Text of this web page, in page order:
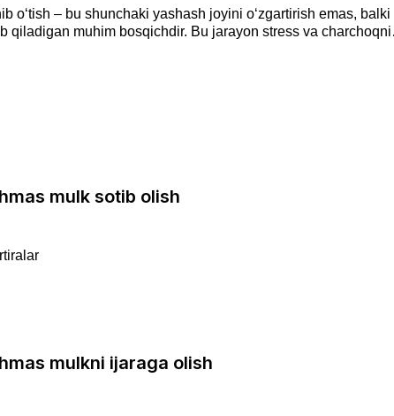
o‘tish – bu shunchaki yashash joyini o‘zgartirish emas, balki
qiladigan muhim bosqichdir. Bu jarayon stress va charchoqni
maqolada biz ko‘chishni qanday samarali tashkil qilish,
mulk sotib olish
mulkni ijaraga olish